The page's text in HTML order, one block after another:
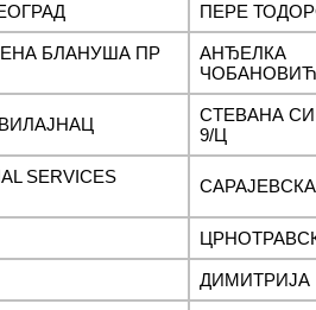
ПЕРЕ
БЛАНУША ПР
АНЂЕЛКА
СТЕВАНА
9/Ц
SERVICES
САРАЈЕВСКА
ДИМИТРИЈА